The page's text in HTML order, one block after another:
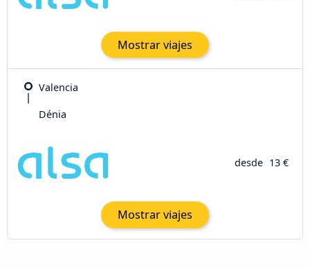
Mostrar viajes
Valencia
Dénia
desde 13 €
Mostrar viajes